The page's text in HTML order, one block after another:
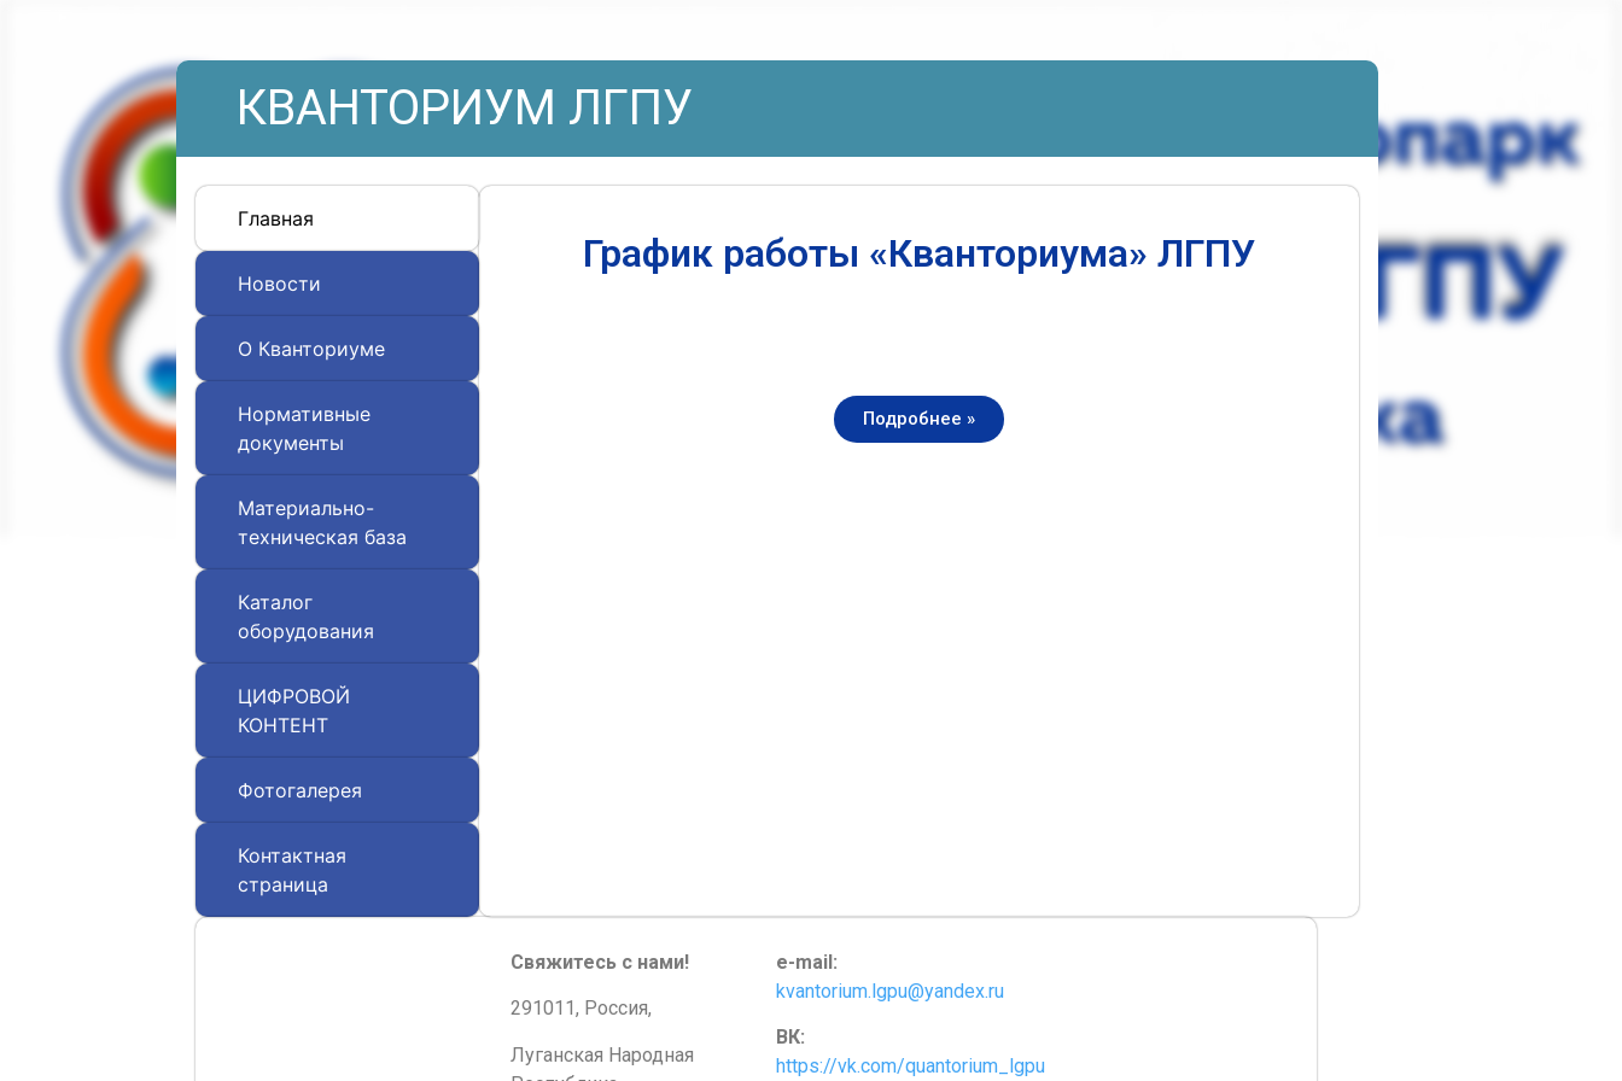
КВАНТОРИУМ ЛГПУ
Главная
Новости
О Кванториуме
Нормативные
документы
Материально-
техническая база
Каталог
оборудования
ЦИФРОВОЙ
КОНТЕНТ
Фотогалерея
Контактная
страница
График работы «Кванториума» ЛГПУ
Подробнее »
Свяжитесь с нами!
291011, Россия,
Луганская Народная
e-mail:
kvantorium.lgpu@yandex.ru
ВК:
https://vk.com/quantorium_lgpu